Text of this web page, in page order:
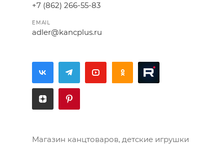
+7 (862) 266-55-83
EMAIL
adler@kancplus.ru
Магазин канцтоваров, детские игрушки